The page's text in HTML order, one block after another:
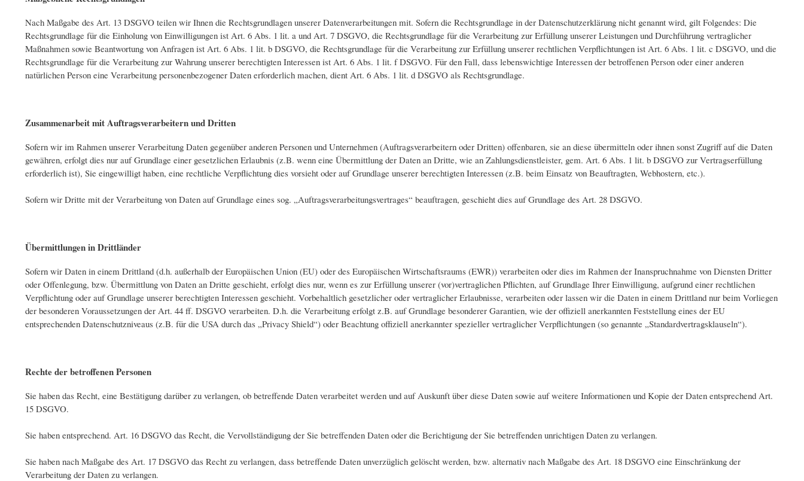
Nach Maßgabe des Art. 13 DSGVO teilen wir Ihnen die Rechtsgrundlagen unserer Datenverarbeitungen mit. Sofern die Rechtsgrundlage in der Datenschutzerklärung nicht genannt wird, gilt Folgendes: Die
Rechtsgrundlage für die Einholung von Einwilligungen ist Art. 6 Abs. 1 lit. a und Art. 7 DSGVO, die Rechtsgrundlage für die Verarbeitung zur Erfüllung unserer Leistungen und Durchführung vertraglicher
Maßnahmen sowie Beantwortung von Anfragen ist Art. 6 Abs. 1 lit. b DSGVO, die Rechtsgrundlage für die Verarbeitung zur Erfüllung unserer rechtlichen Verpflichtungen ist Art. 6 Abs. 1 lit. c DSGVO, und die
Rechtsgrundlage für die Verarbeitung zur Wahrung unserer berechtigten Interessen ist Art. 6 Abs. 1 lit. f DSGVO. Für den Fall, dass lebenswichtige Interessen der betroffenen Person oder einer anderen
natürlichen Person eine Verarbeitung personenbezogener Daten erforderlich machen, dient Art. 6 Abs. 1 lit. d DSGVO als Rechtsgrundlage.
Zusammenarbeit mit Auftragsverarbeitern und Dritten
Sofern wir im Rahmen unserer Verarbeitung Daten gegenüber anderen Personen und Unternehmen (Auftragsverarbeitern oder Dritten) offenbaren, sie an diese übermitteln oder ihnen sonst Zugriff auf die Daten
gewähren, erfolgt dies nur auf Grundlage einer gesetzlichen Erlaubnis (z.B. wenn eine Übermittlung der Daten an Dritte, wie an Zahlungsdienstleister, gem. Art. 6 Abs. 1 lit. b DSGVO zur Vertragserfüllung
erforderlich ist), Sie eingewilligt haben, eine rechtliche Verpflichtung dies vorsieht oder auf Grundlage unserer berechtigten Interessen (z.B. beim Einsatz von Beauftragten, Webhostern, etc.).
Sofern wir Dritte mit der Verarbeitung von Daten auf Grundlage eines sog. „Auftragsverarbeitungsvertrages“ beauftragen, geschieht dies auf Grundlage des Art. 28 DSGVO.
Übermittlungen in Drittländer
Sofern wir Daten in einem Drittland (d.h. außerhalb der Europäischen Union (EU) oder des Europäischen Wirtschaftsraums (EWR)) verarbeiten oder dies im Rahmen der Inanspruchnahme von Diensten Dritter
oder Offenlegung, bzw. Übermittlung von Daten an Dritte geschieht, erfolgt dies nur, wenn es zur Erfüllung unserer (vor)vertraglichen Pflichten, auf Grundlage Ihrer Einwilligung, aufgrund einer rechtlichen
Verpflichtung oder auf Grundlage unserer berechtigten Interessen geschieht. Vorbehaltlich gesetzlicher oder vertraglicher Erlaubnisse, verarbeiten oder lassen wir die Daten in einem Drittland nur beim Vorliegen
der besonderen Voraussetzungen der Art. 44 ff. DSGVO verarbeiten. D.h. die Verarbeitung erfolgt z.B. auf Grundlage besonderer Garantien, wie der offiziell anerkannten Feststellung eines der EU
entsprechenden Datenschutzniveaus (z.B. für die USA durch das „Privacy Shield“) oder Beachtung offiziell anerkannter spezieller vertraglicher Verpflichtungen (so genannte „Standardvertragsklauseln“).
Rechte der betroffenen Personen
Sie haben das Recht, eine Bestätigung darüber zu verlangen, ob betreffende Daten verarbeitet werden und auf Auskunft über diese Daten sowie auf weitere Informationen und Kopie der Daten entsprechend Art.
15 DSGVO.
Sie haben entsprechend. Art. 16 DSGVO das Recht, die Vervollständigung der Sie betreffenden Daten oder die Berichtigung der Sie betreffenden unrichtigen Daten zu verlangen.
Sie haben nach Maßgabe des Art. 17 DSGVO das Recht zu verlangen, dass betreffende Daten unverzüglich gelöscht werden, bzw. alternativ nach Maßgabe des Art. 18 DSGVO eine Einschränkung der
Verarbeitung der Daten zu verlangen.